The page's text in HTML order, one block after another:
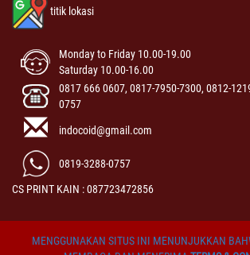
titik lokasi
Monday to Friday 10.00-19.00
Saturday 10.00-16.00
0817 666 0607, 0817-7950-7300, 0812-
0757
indocoid@gmail.com
0819-3288-0757
CS PRINT KAIN : 087723472856
MENGGUNAKAN SITUS INI MENUNJUKKAN